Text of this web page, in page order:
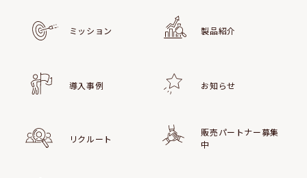
ミッション 製品紹介
導入事例 お知らせ
リクルート
販売パートナー募集
中